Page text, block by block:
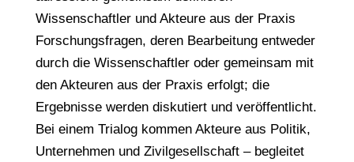
Wissenschaftler und Akteure aus der Praxis
Forschungsfragen, deren Bearbeitung entweder
durch die Wissenschaftler oder gemeinsam mit
den Akteuren aus der Praxis erfolgt; die
Ergebnisse werden diskutiert und veröffentlicht.
Bei einem Trialog kommen Akteure aus Politik,
Unternehmen und Zivilgesellschaft – begleitet